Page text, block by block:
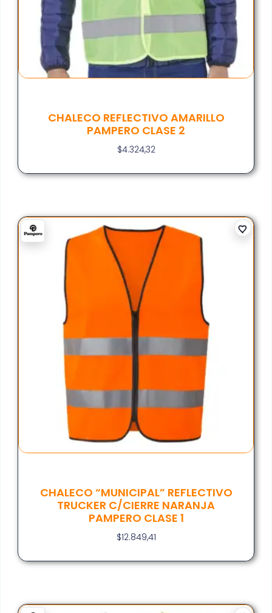
CHALECO REFLECTIVO AMARILLO
PAMPERO CLASE 2
$4.324,32
CHALECO “MUNICIPAL” REFLECTIVO
TRUCKER C/CIERRE NARANJA
PAMPERO CLASE 1
$12.849,41